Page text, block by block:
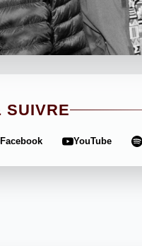
SUIVRE
Facebook YouTube